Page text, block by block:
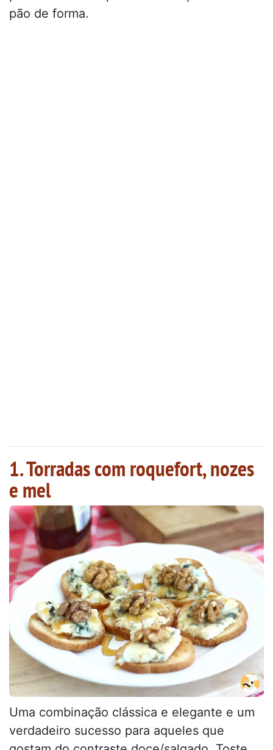
pão de forma.
1. Torradas com roquefort, nozes
e mel
Uma combinação clássica e elegante e um
verdadeiro sucesso para aqueles que